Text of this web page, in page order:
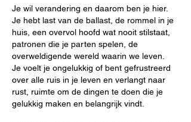
Je wil verandering en daarom ben je hier.
Je hebt last van de ballast, de rommel in je
huis, een overvol hoofd wat nooit stilstaat,
patronen die je parten spelen, de
overweldigende wereld waarin we leven.
Je voelt je ongelukkig of bent gefrustreerd
over alle ruis in je leven en verlangt naar
rust, ruimte om de dingen te doen die je
gelukkig maken en belangrijk vindt.